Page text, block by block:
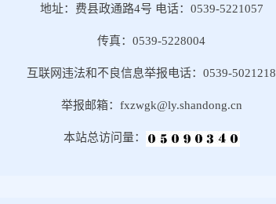
地址：费县政通路4号 电话：0539-5221057
传真：0539-5228004
互联网违法和不良信息举报电话：0539-5021218
举报邮箱：fxzwgk@ly.shandong.cn
本站总访问量：